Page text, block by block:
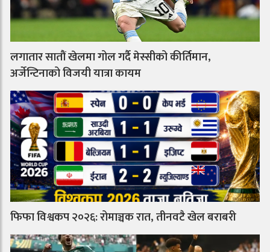
लगातार सातौं खेलमा गोल गर्दै मेस्सीको कीर्तिमान,
अर्जेन्टिनाको विजयी यात्रा कायम
फिफा विश्वकप २०२६: रोमाञ्चक रात, तीनवटै खेल बराबरी